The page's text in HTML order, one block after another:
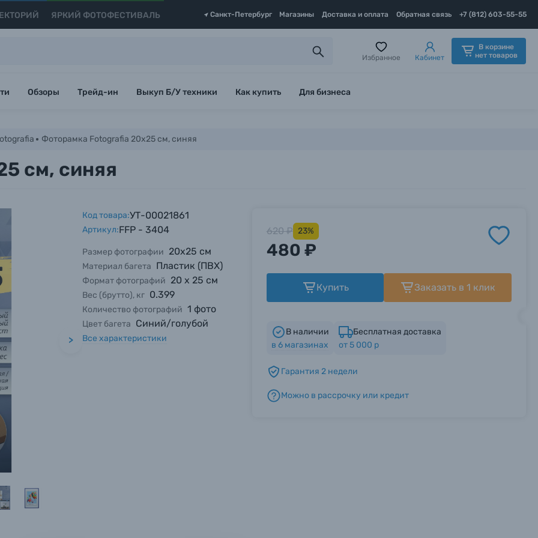
ЯРКИЙ ФОТОФЕСТИВАЛЬ Санкт-Петербург Магазины Доставка и оплата Обратная связь +7 (812) 603-55-55
вопросы?
ответить как можно скорее.
вопросы?
ответить как можно скорее.
Избранное Кабинет
В корзине
нет товаров
Обзоры Трейд-ин Выкуп Б/У техники Как купить Для бизнеса
Фоторамка Fotografia 20x25 см, синяя
см, синяя
>
Код товара:УТ-00021861
Артикул:FFP - 3404
Размер фотографии 20х25 см
Материал багета Пластик (ПВХ)
Формат фотографий 20 х 25 см
Вес (брутто), кг 0.399
Количество фотографий 1 фото
Цвет багета Синий/голубой
Все характеристики
620 ₽ 23%
480 ₽
Купить Заказать в 1 клик
В наличии
в 6магазинах
Бесплатная доставка
от 5 000 р
Гарантия 2 недели
Можно в рассрочку или кредит
вопросы?
ответить как можно скорее.